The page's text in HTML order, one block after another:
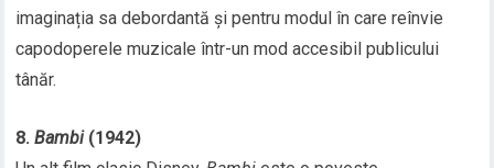
imaginația sa debordantă și pentru modul în care reînvie
capodoperele muzicale într-un mod accesibil publicului
tânăr.
8.Bambi(1942)